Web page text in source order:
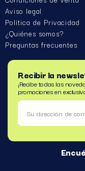
Aviso legal
Política de Privacidad
¿Quiénes somos?
Preguntas frecuentes
Recibir la
¡Recibe todas las
promociones en